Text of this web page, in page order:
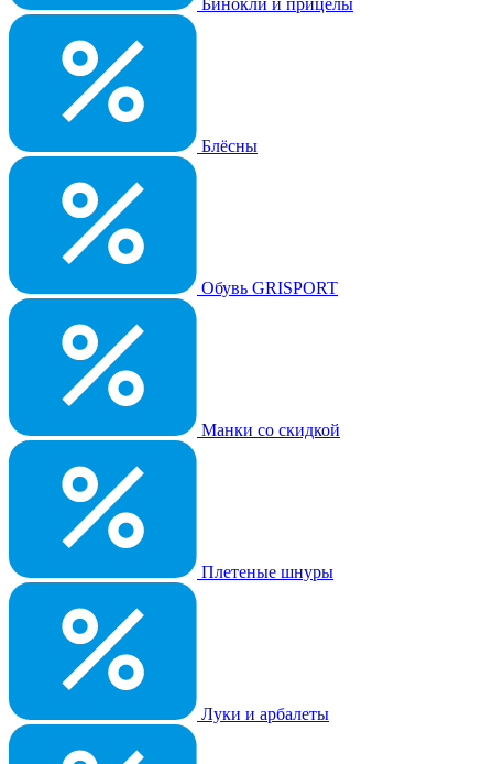
Бинокли и прицелы
Блёсны
Обувь GRISPORT
Манки со скидкой
Плетеные шнуры
Луки и арбалеты